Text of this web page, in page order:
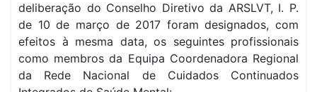
deliberação do Conselho Diretivo da ARSLVT, I. P.
de 10 de março de 2017 foram designados, com
efeitos à mesma data, os seguintes profissionais
como membros da Equipa Coordenadora Regional
da Rede Nacional de Cuidados Continuados